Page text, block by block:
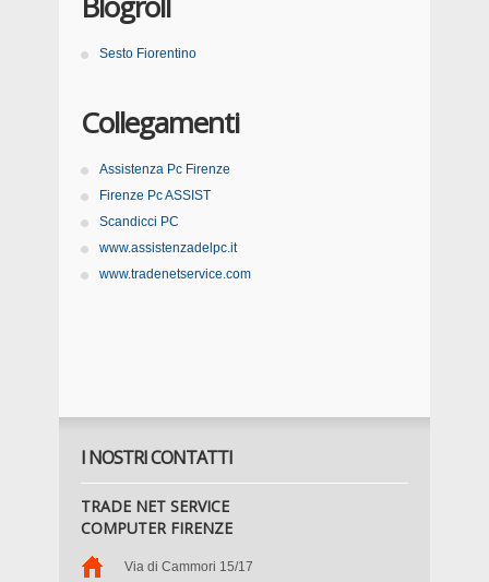
Sesto Fiorentino
Collegamenti
Assistenza Pc Firenze
Firenze Pc ASSIST
Scandicci PC
www.assistenzadelpc.it
www.tradenetservice.com
I NOSTRI CONTATTI
TRADE NET SERVICE
COMPUTER FIRENZE
Via di Cammori 15/17